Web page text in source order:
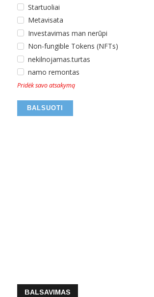
Startuoliai
Metavisata
Investavimas man nerūpi
Non-fungible Tokens (NFTs)
nekilnojamas.turtas
namo remontas
Pridėk savo atsakymą
BALSAVIMAS